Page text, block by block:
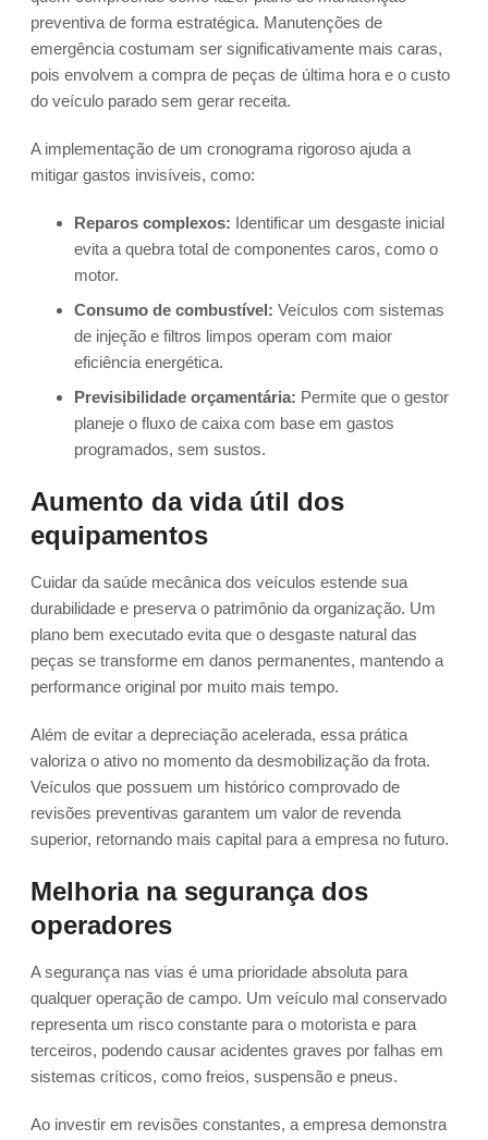
preventiva de forma estratégica. Manutenções de
emergência costumam ser significativamente mais caras,
pois envolvem a compra de peças de última hora e o custo
do veículo parado sem gerar receita.
A implementação de um cronograma rigoroso ajuda a
mitigar gastos invisíveis, como:
Reparos complexos: Identificar um desgaste inicial
evita a quebra total de componentes caros, como o
motor.
Consumo de combustível: Veículos com sistemas
de injeção e filtros limpos operam com maior
eficiência energética.
Previsibilidade orçamentária: Permite que o gestor
planeje o fluxo de caixa com base em gastos
programados, sem sustos.
Aumento da vida útil dos
equipamentos
Cuidar da saúde mecânica dos veículos estende sua
durabilidade e preserva o patrimônio da organização. Um
plano bem executado evita que o desgaste natural das
peças se transforme em danos permanentes, mantendo a
performance original por muito mais tempo.
Além de evitar a depreciação acelerada, essa prática
valoriza o ativo no momento da desmobilização da frota.
Veículos que possuem um histórico comprovado de
revisões preventivas garantem um valor de revenda
superior, retornando mais capital para a empresa no futuro.
Melhoria na segurança dos
operadores
A segurança nas vias é uma prioridade absoluta para
qualquer operação de campo. Um veículo mal conservado
representa um risco constante para o motorista e para
terceiros, podendo causar acidentes graves por falhas em
sistemas críticos, como freios, suspensão e pneus.
Ao investir em revisões constantes, a empresa demonstra